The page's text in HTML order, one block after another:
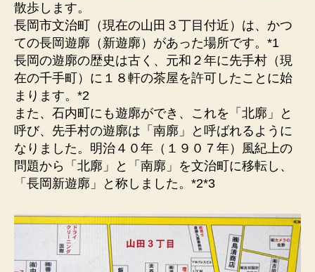
在
も
当
時
の
画
が
残
さ
れ
て
ま
す。
へ
の
散歩します。
長岡市文治町（現在の山田３丁目付近）は、かつ
ての長岡遊廓（新遊廓）があった場所です。*1
長岡の遊廓の歴史は古く、元和２年に先手村（現
在の千手町）に１８軒の茶屋を許可したことに始
まります。*2
また、石内町にも遊廓ができ、これを「北廓」と
呼び、先手村の遊廓は「南廓」と呼ばれるように
なりました。明治４０年（１９０７年）風紀上の
問題から「北廓」と「南廓」を文治町に移転し、
「長岡新遊廓」と称しました。*2*3